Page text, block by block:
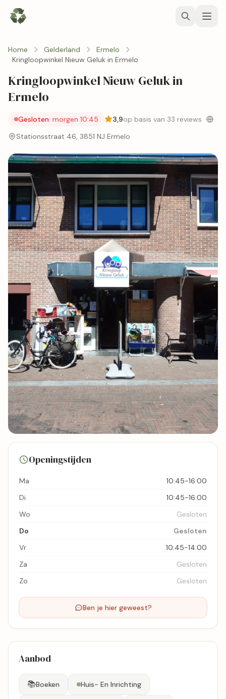
Home Gelderland
Ermelo
Kringloopwinkel Nieuw Geluk in Ermelo
Kringloopwinkel Nieuw Geluk in
Ermelo
Gesloten· morgen 10:45 3,9op basis van 33 reviews
Stationsstraat 46, 3851 NJ Ermelo
Bekijk kaart
Openingstijden
Ma
10:45-16:00
Di
10:45-16:00
Wo
Gesloten
Do
Gesloten
Vr
10:45-14:00
Za
Gesloten
Zo
Gesloten
Ben je hier geweest?
Aanbod
📚Boeken Huis- En Inrichting